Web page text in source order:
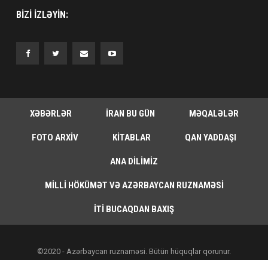
BIZI IZLƏYIN:
XƏBƏRLƏR İRAN BU GÜN MƏQALƏLƏR
FOTO ARXIV KITABLAR QAN YADDAŞI
ANA DILIMIZ
MILLI HÖKÜMƏT VƏ AZƏRBAYCAN RUZNAMƏSI
İTI BUCAQDAN BAXIŞ
©2020 - Azərbaycan ruznaməsi. Bütün hüquqlar qorunur.